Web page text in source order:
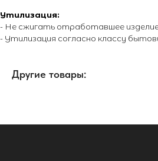
Утилизация:
- Не сжигать отработавшее
- Утилизация согласно классу
Другие товары: